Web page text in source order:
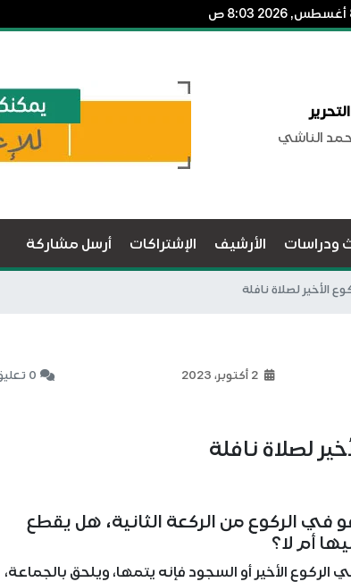
الناشي
ودراسات الأرشيف الإشتراكات أرسل مشاركة
الأخير لصلاة نافلة
0 تعليق
لصلاة نافلة
الركوع من الركعة الثانية، هل يقطع
أم لا؟
الأخير أو السجود فإنه يتمها، ويلحق بالجماعة،